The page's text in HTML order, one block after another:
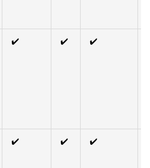
✔️ ✔️ ✔️
✔️ ✔️ ✔️